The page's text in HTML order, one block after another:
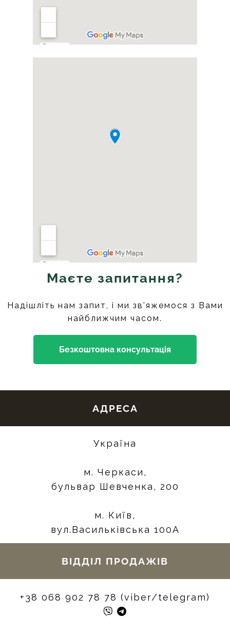
Маєте запитання?
Надішліть нам запит, і ми зв’яжемося з Вами
найближчим часом.
Безкоштовна консультація
АДРЕСА
Україна
м. Черкаси,
бульвар Шевченка, 200
м. Київ,
вул.Васильківська 100А
ВІДДІЛ ПРОДАЖІВ
+38 068 902 78 78 (viber/telegram)